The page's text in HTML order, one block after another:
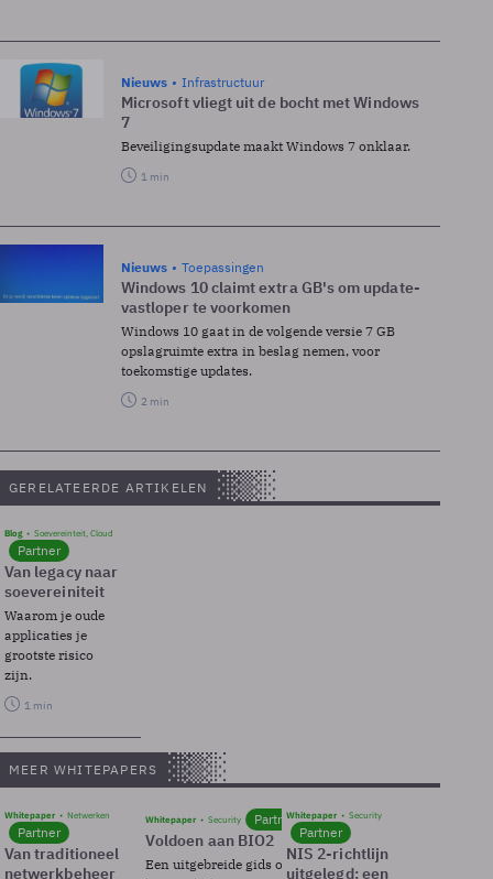
Nieuws Infrastructuur
Microsoft vliegt uit de bocht met Windows
7
Beveiligingsupdate maakt Windows 7 onklaar.
1 min
Nieuws Toepassingen
Windows 10 claimt extra GB's om update-
vastloper te voorkomen
Windows 10 gaat in de volgende versie 7 GB
opslagruimte extra in beslag nemen, voor
toekomstige updates.
2 min
GERELATEERDE ARTIKELEN
Blog Soevereinteit, Cloud
Partner
Van legacy naar
soevereiniteit
Waarom je oude
applicaties je
grootste risico
zijn.
1 min
MEER WHITEPAPERS
Whitepaper Netwerken
Partner
Van traditioneel
netwerkbeheer
Whitepaper Security Partner
Voldoen aan BIO2
Een uitgebreide gids over BIO2,
Whitepaper Security
Partner
NIS 2-richtlijn
uitgelegd: een